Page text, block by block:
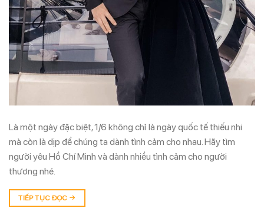
Là một ngày đặc biệt, 1/6 không chỉ là ngày quốc tế thiếu nhi
mà còn là dịp để chúng ta dành tình cảm cho nhau. Hãy tìm
người yêu Hồ Chí Minh và dành nhiều tình cảm cho người
thương nhé.
TIẾP TỤC ĐỌC →